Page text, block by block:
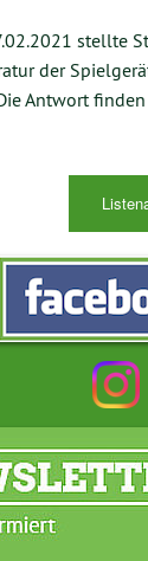
stellte
der
Antwort